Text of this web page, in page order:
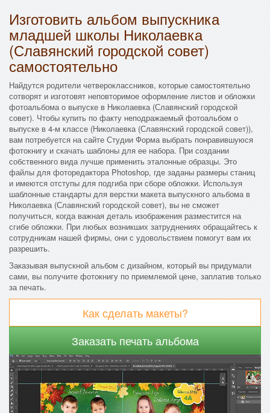
Изготовить альбом выпускника
младшей школы Николаевка
(Славянский городской совет)
самостоятельно
Найдутся родители четвероклассников, которые самостоятельно
сотворят и изготовят неповторимое оформление листов и обложки
фотоальбома о выпуске в Николаевка (Славянский городской
совет). Чтобы купить по факту неподражаемый фотоальбом о
выпуске в 4-м классе (Николаевка (Славянский городской совет)),
вам потребуется на сайте Студии Форма выбрать понравившуюся
фотокнигу и скачать шаблоны для ее набора. При создании
собственного вида лучше применить эталонные образцы. Это
файлы для фоторедактора Photoshop, где заданы размеры станиц
и имеются отступы для подгиба при сборе обложки. Используя
шаблонные стандарты для верстки макета выпускного альбома в
Николаевка (Славянский городской совет), вы не сможет
получиться, когда важная деталь изображения разместится на
сгибе обложки. При любых возникших затруднениях обращайтесь к
сотрудникам нашей фирмы, они с удовольствием помогут вам их
разрешить.
Заказывая выпускной альбом с дизайном, который вы придумали
сами, вы получите фотокнигу по приемлемой цене, заплатив только
за печать.
Как сделать макеты?
Заказать печать альбома